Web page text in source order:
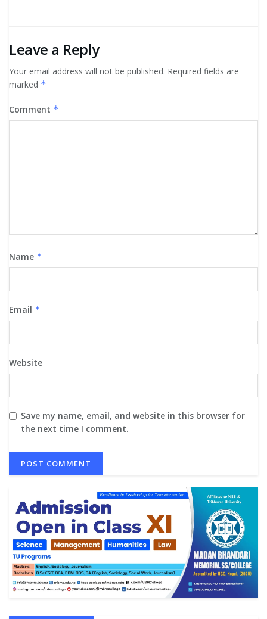
Leave a Reply
Your email address will not be published. Required fields are
marked *
Comment *
Name *
Email *
Website
Save my name, email, and website in this browser for
the next time I comment.